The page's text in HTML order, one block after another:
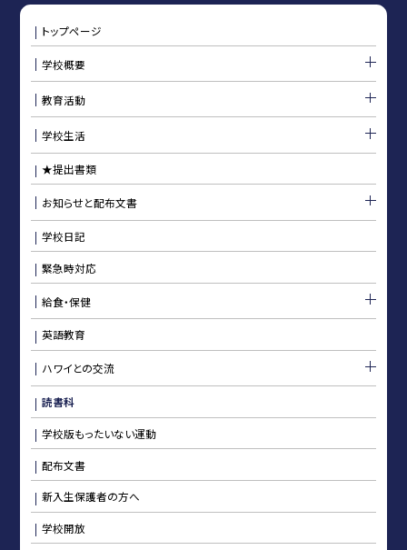
トップページ
学校概要
教育活動
学校生活
★提出書類
お知らせと配布文書
学校日記
緊急時対応
給食・保健
英語教育
ハワイとの交流
読書科
学校版もったいない運動
配布文書
新入生保護者の方へ
学校開放